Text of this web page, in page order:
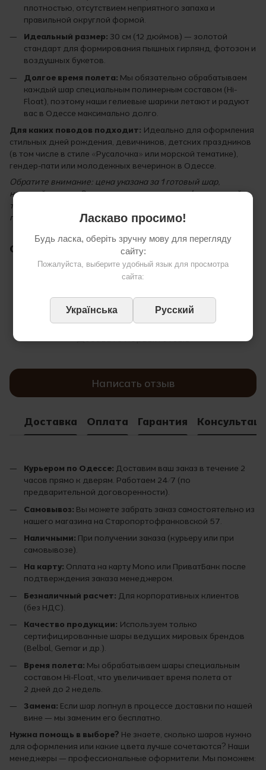
плотностью, отсутствием неприятного запаха и
правильной округлой формой.
Идеальный размер: 30 см (12 дюймов) — золотой
стандарт для формирования пышных гирлянд, фотозон и
воздушных букетов.
Долгое время полета: Мы обязательно обрабатываем
каждый шар специальным полимерным составом (Hi-
Float), поэтому наши гелиевые шарики летают и радуют
вас в Одессе максимально долго.
Для каких поводов подходит: Идеально для оформления
стильных дней рождения, девичников, детских праздников
(в том числе в стиле «Русалочка» или морской тематике),
гендер-пати или молодежных вечеринок в Одессе.
Обратите внимание: цена указана за 1 готовый шар,
надутый гелием. Вы получаете полностью оформленный
товар с оперативной доставкой по Одессе прямо на ваш
праздник.
Отзывы
Добавьте первый отзыв
Написать отзыв
Доставка Оплата Гарантия
Курьером по Одессе: Доставим ваш заказ в течение 2
часов прямо к дверям. Работаем 24/7 (по
предварительной договоренности).
Самовывоз: Вы можете забрать заказ самостоятельно из
нашего магазина на Старопортофранковской 57.
Наличными: При получении заказа (курьеру или при
самовывозе).
На карту: Оплата на карту Mono или ПриватБанк после
подтверждения заказа менеджером.
Безналичный расчет: Для корпоративных клиентов
(без НДС).
Качество продукции: Используем только
сертифицированные шары ведущих мировых брендов
(Belbal, Gemar и др.).
Время полета: Мы обрабатываем шары специальным
составом Hi-Float, что увеличивает время полета от
2 дней до 2 недель.
Замена: Если шар лопнул в процессе доставки по нашей
вине — мы заменим его бесплатно.
Нужна помощь в выборе? Не знаете, сколько шаров нужно
для оформления или какие цвета лучше сочетаются? Наши
менеджеры — профессиональные оформители. Мы поможем:
Ласкаво просимо!
Будь ласка, оберіть зручну мову для перегляду
сайту:
Пожалуйста, выберите удобный язык для просмотра
сайта:
Українська Русский